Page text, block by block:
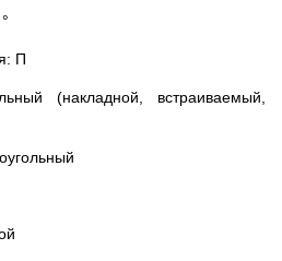
П
(накладной, встраиваемый,